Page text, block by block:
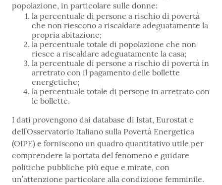
popolazione, in particolare sulle donne:
la percentuale di persone a rischio di povertà
che non riescono a riscaldare adeguatamente la
propria abitazione;
la percentuale totale di popolazione che non
riesce a riscaldare adeguatamente la casa;
la percentuale di persone a rischio di povertà in
arretrato con il pagamento delle bollette
energetiche;
la percentuale totale di persone in arretrato con
le bollette.
I dati provengono dai database di Istat, Eurostat e
dell’Osservatorio Italiano sulla Povertà Energetica
(OIPE) e forniscono un quadro quantitativo utile per
comprendere la portata del fenomeno e guidare
politiche pubbliche più eque e mirate, con
un’attenzione particolare alla condizione femminile.